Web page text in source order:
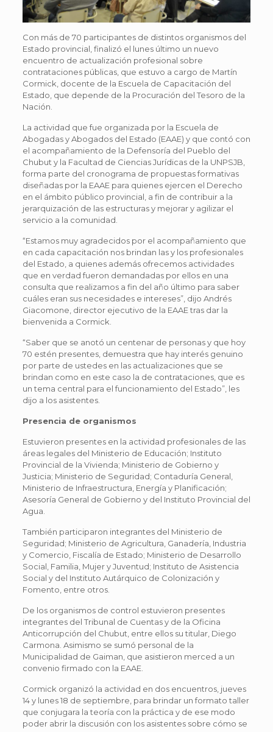
Con más de 70 participantes de distintos organismos del
Estado provincial, finalizó el lunes último un nuevo
encuentro de actualización profesional sobre
contrataciones públicas, que estuvo a cargo de Martín
Cormick, docente de la Escuela de Capacitación del
Estado, que depende de la Procuración del Tesoro de la
Nación.
La actividad que fue organizada por la Escuela de
Abogadas y Abogados del Estado (EAAE) y que contó con
el acompañamiento de la Defensoría del Pueblo del
Chubut y la Facultad de Ciencias Jurídicas de la UNPSJB,
forma parte del cronograma de propuestas formativas
diseñadas por la EAAE para quienes ejercen el Derecho
en el ámbito público provincial, a fin de contribuir a la
jerarquización de las estructuras y mejorar y agilizar el
servicio a la comunidad.
“Estamos muy agradecidos por el acompañamiento que
en cada capacitación nos brindan las y los profesionales
del Estado, a quienes además ofrecemos actividades
que en verdad fueron demandadas por ellos en una
consulta que realizamos a fin del año último para saber
cuáles eran sus necesidades e intereses”, dijo Andrés
Giacomone, director ejecutivo de la EAAE tras dar la
bienvenida a Cormick.
“Saber que se anotó un centenar de personas y que hoy
70 estén presentes, demuestra que hay interés genuino
por parte de ustedes en las actualizaciones que se
brindan como en este caso la de contrataciones, que es
un tema central para el funcionamiento del Estado”, les
dijo a los asistentes.
Presencia de organismos
Estuvieron presentes en la actividad profesionales de las
áreas legales del Ministerio de Educación; Instituto
Provincial de la Vivienda; Ministerio de Gobierno y
Justicia; Ministerio de Seguridad; Contaduría General,
Ministerio de Infraestructura, Energía y Planificación;
Asesoría General de Gobierno y del Instituto Provincial del
Agua.
También participaron integrantes del Ministerio de
Seguridad; Ministerio de Agricultura, Ganadería, Industria
y Comercio, Fiscalía de Estado; Ministerio de Desarrollo
Social, Familia, Mujer y Juventud; Instituto de Asistencia
Social y del Instituto Autárquico de Colonización y
Fomento, entre otros.
De los organismos de control estuvieron presentes
integrantes del Tribunal de Cuentas y de la Oficina
Anticorrupción del Chubut, entre ellos su titular, Diego
Carmona. Asimismo se sumó personal de la
Municipalidad de Gaiman, que asistieron merced a un
convenio firmado con la EAAE.
Cormick organizó la actividad en dos encuentros, jueves
14 y lunes 18 de septiembre, para brindar un formato taller
que conjugara la teoría con la práctica y de ese modo
poder abrir la discusión con los asistentes sobre cómo se